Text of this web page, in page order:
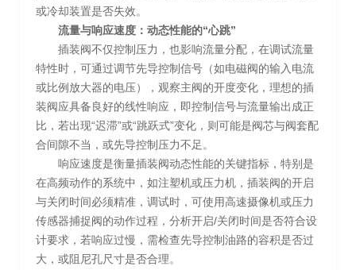
或冷却装置是否失效。
流量与响应速度：动态性能的“心跳”
插装阀不仅控制压力，也影响流量分配，在调试流量
特性时，可通过调节先导控制信号（如电磁阀的输入电流
或比例放大器的电压），观察主阀的开度变化，理想的插
装阀应具备良好的线性响应，即控制信号与流量输出成正
比，若出现“迟滞”或“跳跃式”变化，则可能是阀芯与阀套配
合间隙不当，或先导控制压力不足。
响应速度是衡量插装阀动态性能的关键指标，特别是
在高频动作的系统中，如注塑机或压力机，插装阀的开启
与关闭时间必须精准，调试时，可使用高速摄像机或压力
传感器捕捉阀的动作过程，分析开启/关闭时间是否符合设
计要求，若响应过慢，需检查先导控制油路的容积是否过
大，或阻尼孔尺寸是否合理。